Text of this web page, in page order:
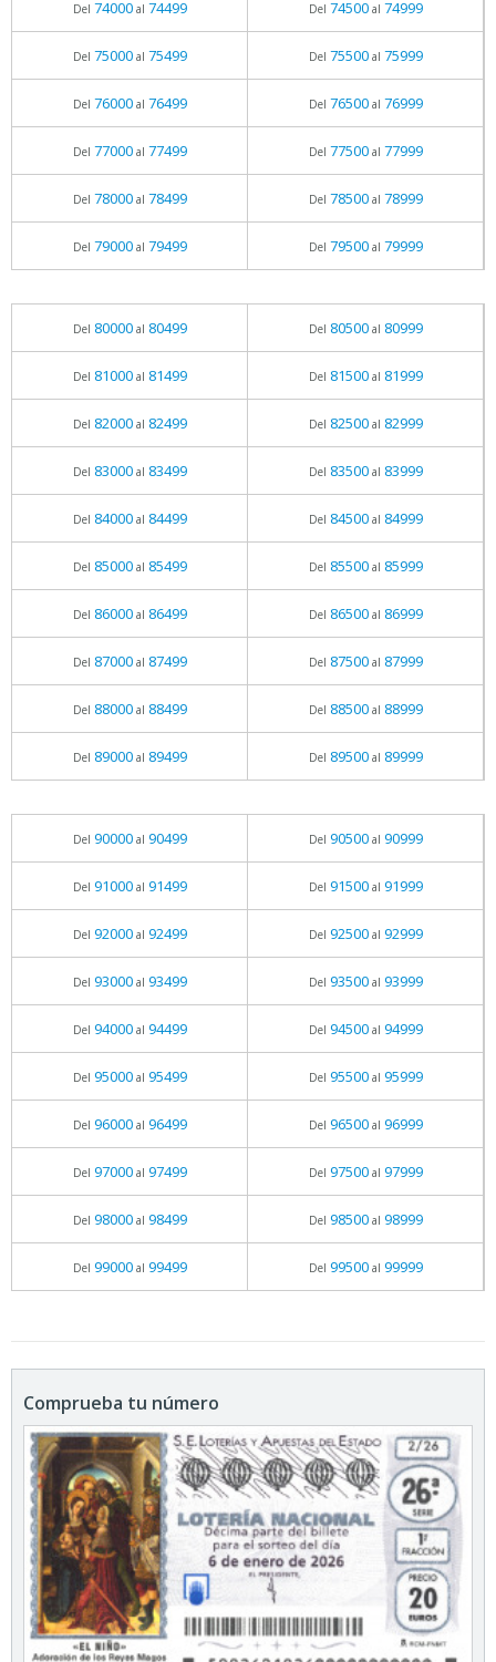
Del 74000al 74499 Del 74500al 74999
Del 75000al 75499 Del 75500al 75999
Del 76000al 76499 Del 76500al 76999
Del 77000al 77499 Del 77500al 77999
Del 78000al 78499 Del 78500al 78999
Del 79000al 79499 Del 79500al 79999
Del 80000al 80499 Del 80500al 80999
Del 81000al 81499 Del 81500al 81999
Del 82000al 82499 Del 82500al 82999
Del 83000al 83499 Del 83500al 83999
Del 84000al 84499 Del 84500al 84999
Del 85000al 85499 Del 85500al 85999
Del 86000al 86499 Del 86500al 86999
Del 87000al 87499 Del 87500al 87999
Del 88000al 88499 Del 88500al 88999
Del 89000al 89499 Del 89500al 89999
Del 90000al 90499 Del 90500al 90999
Del 91000al 91499 Del 91500al 91999
Del 92000al 92499 Del 92500al 92999
Del 93000al 93499 Del 93500al 93999
Del 94000al 94499 Del 94500al 94999
Del 95000al 95499 Del 95500al 95999
Del 96000al 96499 Del 96500al 96999
Del 97000al 97499 Del 97500al 97999
Del 98000al 98499 Del 98500al 98999
Del 99000al 99499 Del 99500al 99999
Comprueba tu número